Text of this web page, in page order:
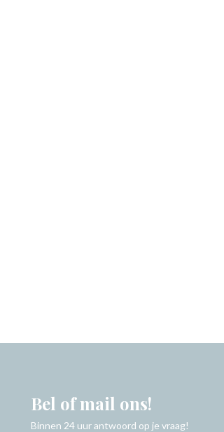
Bel of mail ons!
Binnen 24 uur antwoord op je vraag!